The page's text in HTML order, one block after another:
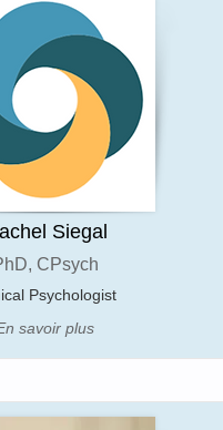
Siegal
CPsych
Psychologist
savoir plus